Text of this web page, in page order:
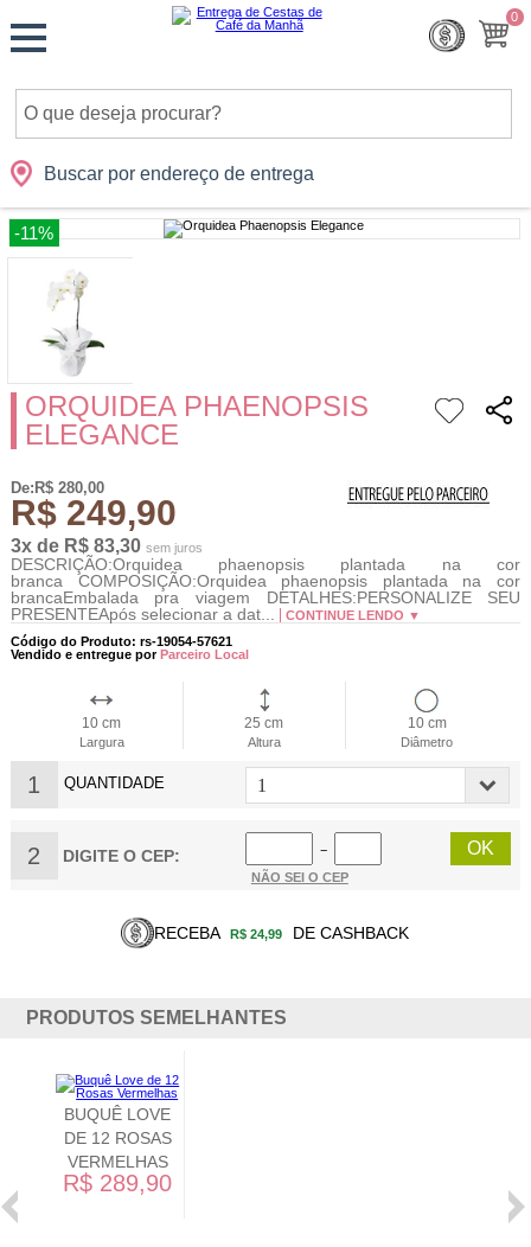
0
Buscar por endereço de entrega
Cidades Presentes Datas Shopping
Monte
sua
Cesta
-11%
ORQUIDEA PHAENOPSIS
ELEGANCE
De:R$ 280,00
R$ 249,90
3x de R$ 83,30 sem juros
DESCRIÇÃO:Orquidea phaenopsis plantada na cor
branca COMPOSIÇÃO:Orquidea phaenopsis plantada na cor
brancaEmbalada pra viagem DETALHES:PERSONALIZE SEU
PRESENTEApós selecionar a dat...
CONTINUE LENDO ▼
Código do Produto: rs-19054-57621
Vendido e entregue porParceiro Local
10 cm
Largura
25 cm
Altura
10 cm
Diâmetro
1 QUANTIDADE
2 DIGITE O CEP:
−
NÃO SEI O CEP
RECEBA R$ 24,99 DE CASHBACK
PRODUTOS SEMELHANTES